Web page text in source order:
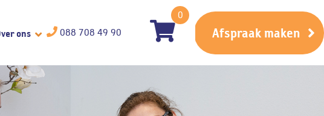
ons 088 708 49 90
0
Afspraak maken